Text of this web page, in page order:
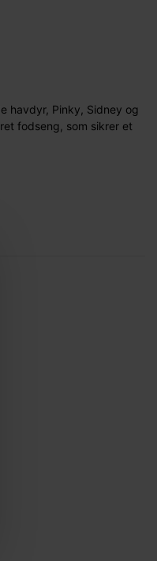
havdyr, Pinky, Sidney og
fodseng, som sikrer et